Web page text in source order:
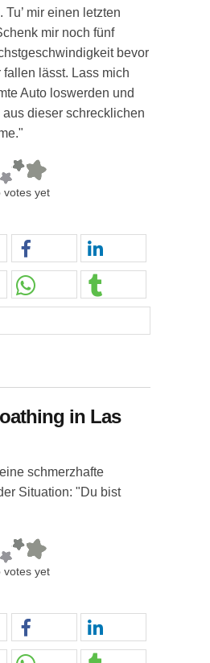
mir einen letzten
mir noch fünf
bevor
lässt. Lass mich
Auto loswerden und
aus dieser schrecklichen
votes yet
in Las
schmerzhafte
Situation: "Du bist
votes yet